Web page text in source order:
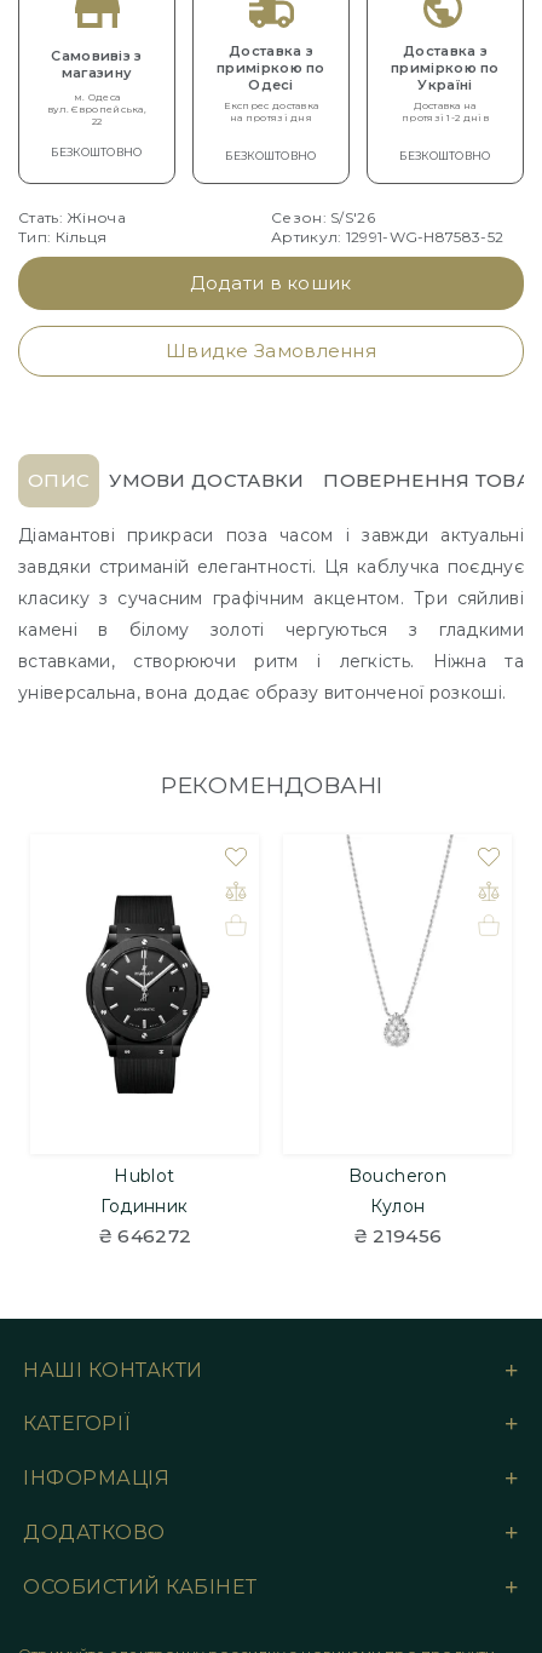
Самовивіз з
магазину
м. Одеса
вул. Європейська,
22
БЕЗКОШТОВНО
Доставка з
приміркою по
Одесі
Експрес доставка
на протязі дня
БЕЗКОШТОВНО
Доставка з
приміркою по
Україні
Доставка на
протязі 1-2 днів
БЕЗКОШТОВНО
Стать: Жіноча
Тип: Кільця
Сезон: S/S'26
Артикул: 12991-WG-H87583-52
Додати в кошик
Швидке Замовлення
ОПИС УМОВИ ДОСТАВКИ ПОВЕРНЕННЯ
Діамантові прикраси поза часом і завжди актуальні
завдяки стриманій елегантності. Ця каблучка поєднує
класику з сучасним графічним акцентом. Три сяйливі
камені в білому золоті чергуються з гладкими
вставками, створюючи ритм і легкість. Ніжна та
універсальна, вона додає образу витонченої розкоші.
РЕКОМЕНДОВАНІ
Hublot
Годинник
₴ 646272
Boucheron
Кулон
₴ 219456
НАШІ КОНТАКТИ
КАТЕГОРІЇ
ІНФОРМАЦІЯ
ДОДАТКОВО
ОСОБИСТИЙ КАБІНЕТ